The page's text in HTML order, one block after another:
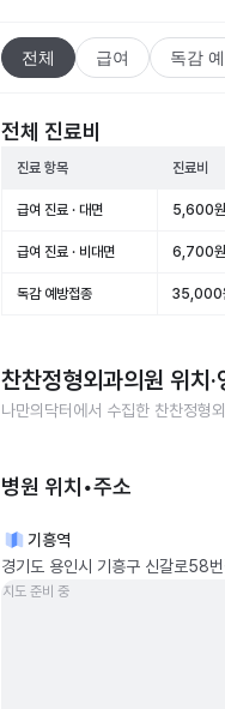
전체 급여 독감
전체 진료비
진료 항목 진료비
급여 진료 · 대면 5,600원
급여 진료 · 비대면 6,700원
독감 예방접종 35,000
찬찬정형외과의원 위치
나만의닥터에서 수집한 찬찬정형
병원 위치•주소
기흥역
경기도 용인시 기흥구 신갈로58
지도 준비 중